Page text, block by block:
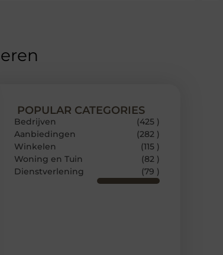
POPULAR CATEGORIES
Bedrijven
(425 )
Aanbiedingen
(282 )
Winkelen
(115 )
Woning en Tuin
(82 )
Dienstverlening
(79 )